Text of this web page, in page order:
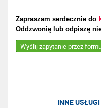
Zapraszam serdecznie do
Oddzwonię lub odpiszę
Wyślij zapytanie przez
INNE